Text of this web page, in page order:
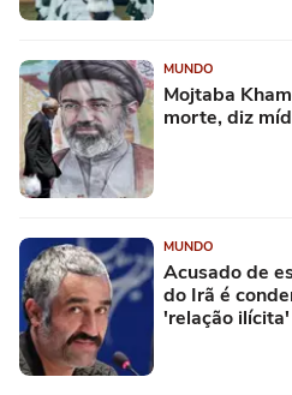
MUNDO
Mojtaba
morte, diz
MUNDO
Acusado de
do Irã é
'relação ilícita'